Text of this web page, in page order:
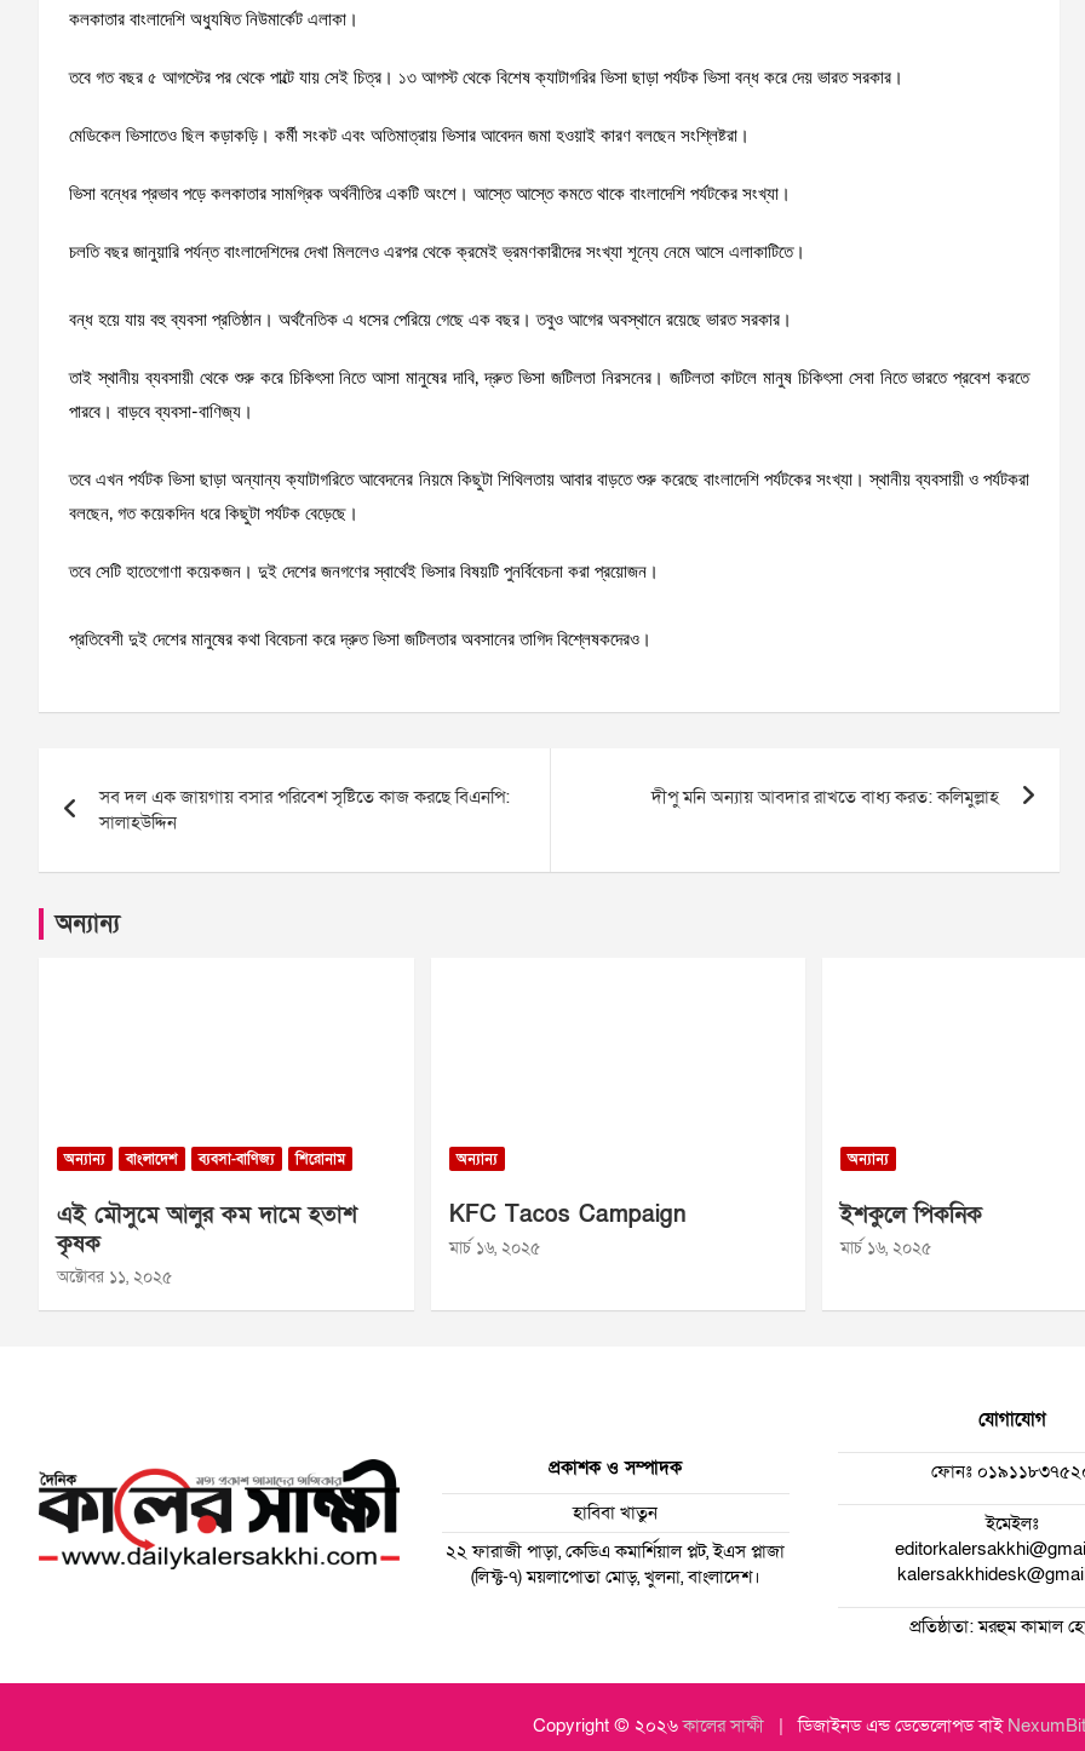
কলকাতার বাংলাদেশি অধ্যুষিত নিউমার্কেট এলাকা।
তবে গত বছর ৫ আগস্টের পর থেকে পাল্টে যায় সেই চিত্র। ১৩ আগস্ট থেকে বিশেষ ক্যাটাগরির ভিসা ছাড়া পর্যটক ভিসা বন্ধ করে দেয় ভারত সরকার।
মেডিকেল ভিসাতেও ছিল কড়াকড়ি। কর্মী সংকট এবং অতিমাত্রায় ভিসার আবেদন জমা হওয়াই কারণ বলছেন সংশ্লিষ্টরা।
ভিসা বন্ধের প্রভাব পড়ে কলকাতার সামগ্রিক অর্থনীতির একটি অংশে। আস্তে আস্তে কমতে থাকে বাংলাদেশি পর্যটকের সংখ্যা।
চলতি বছর জানুয়ারি পর্যন্ত বাংলাদেশিদের দেখা মিললেও এরপর থেকে ক্রমেই ভ্রমণকারীদের সংখ্যা শূন্যে নেমে আসে এলাকাটিতে।
বন্ধ হয়ে যায় বহু ব্যবসা প্রতিষ্ঠান। অর্থনৈতিক এ ধসের পেরিয়ে গেছে এক বছর। তবুও আগের অবস্থানে রয়েছে ভারত সরকার।
তাই স্থানীয় ব্যবসায়ী থেকে শুরু করে চিকিৎসা নিতে আসা মানুষের দাবি, দ্রুত ভিসা জটিলতা নিরসনের। জটিলতা কাটলে মানুষ চিকিৎসা সেবা নিতে ভারতে প্রবেশ করতে
পারবে। বাড়বে ব্যবসা-বাণিজ্য।
তবে এখন পর্যটক ভিসা ছাড়া অন্যান্য ক্যাটাগরিতে আবেদনের নিয়মে কিছুটা শিথিলতায় আবার বাড়তে শুরু করেছে বাংলাদেশি পর্যটকের সংখ্যা। স্থানীয় ব্যবসায়ী ও পর্যটকরা
বলছেন, গত কয়েকদিন ধরে কিছুটা পর্যটক বেড়েছে।
তবে সেটি হাতেগোণা কয়েকজন। দুই দেশের জনগণের স্বার্থেই ভিসার বিষয়টি পুনর্বিবেচনা করা প্রয়োজন।
প্রতিবেশী দুই দেশের মানুষের কথা বিবেচনা করে দ্রুত ভিসা জটিলতার অবসানের তাগিদ বিশ্লেষকদেরও।
navigation
সব দল এক জায়গায় বসার পরিবেশ সৃষ্টিতে কাজ করছে বিএনপি:
সালাহউদ্দিন
দীপু মনি অন্যায় আবদার রাখতে বাধ্য করত: কলিমুল্লাহ
অন্যান্য
অন্যান্য বাংলাদেশ ব্যবসা-বাণিজ্য শিরোনাম
এই মৌসুমে আলুর কম দামে হতাশ
কৃষক
অক্টোবর ১১, ২০২৫
অন্যান্য
KFC Tacos Campaign
মার্চ ১৬, ২০২৫
অন্যান্য
ইশকুলে পিকনিক
মার্চ ১৬, ২০২৫
প্রকাশক ও সম্পাদক
হাবিবা খাতুন
২২ ফারাজী পাড়া, কেডিএ কমার্শিয়াল প্লট, ইএস প্লাজা
(লিফ্ট-৭) ময়লাপোতা মোড়, খুলনা, বাংলাদেশ।
যোগাযোগ
ফোনঃ
ইমেইলঃ
প্রতিষ্ঠাতা: মরহুম কামাল
Copyright © ২০২৬কালের সাক্ষী ডিজাইনড এন্ড ডেভেলোপড বাই NexumBit